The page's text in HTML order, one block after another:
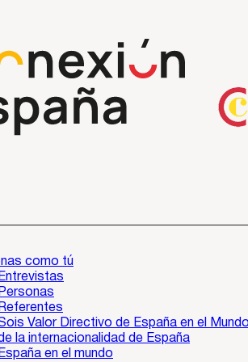
como tú
Entrevistas
Personas
Referentes
Valor Directivo de España en el
la internacionalidad de España
España en el mundo